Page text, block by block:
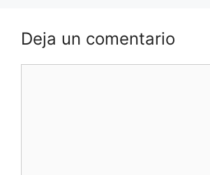
Deja un comentario